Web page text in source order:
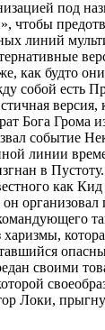
под
чтобы
линий
как будто
собой есть
Бога Грома
событие
линии
в
как
организовал
своими
Локи,